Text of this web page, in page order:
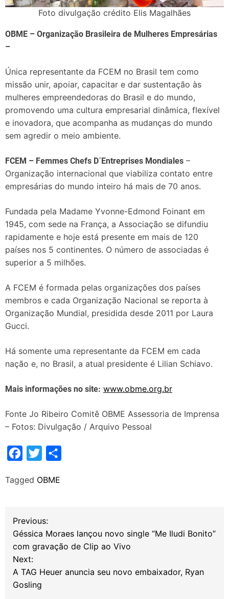
Foto divulgação crédito Elis Magalhães
OBME – Organização Brasileira de Mulheres Empresárias
–
Única representante da FCEM no Brasil tem como
missão unir, apoiar, capacitar e dar sustentação às
mulheres empreendedoras do Brasil e do mundo,
promovendo uma cultura empresarial dinâmica, flexível
e inovadora, que acompanha as mudanças do mundo
sem agredir o meio ambiente.
FCEM – Femmes Chefs D´Entreprises Mondiales –
Organização internacional que viabiliza contato entre
empresárias do mundo inteiro há mais de 70 anos.
Fundada pela Madame Yvonne-Edmond Foinant em
1945, com sede na França, a Associação se difundiu
rapidamente e hoje está presente em mais de 120
países nos 5 continentes. O número de associadas é
superior a 5 milhões.
A FCEM é formada pelas organizações dos países
membros e cada Organização Nacional se reporta à
Organização Mundial, presidida desde 2011 por Laura
Gucci.
Há somente uma representante da FCEM em cada
nação e, no Brasil, a atual presidente é Lilian Schiavo.
Mais informações no site: www.obme.org.br
Fonte Jo Ribeiro Comitê OBME Assessoria de Imprensa
– Fotos: Divulgação / Arquivo Pessoal
c
o
o
k
i
e
r
Tagged OBME
NPrevious:
Géssica Moraes lançou novo single “Me Iludi Bonito”
com gravação de Clip ao Vivo
Next:
A TAG Heuer anuncia seu novo embaixador, Ryan
Gosling